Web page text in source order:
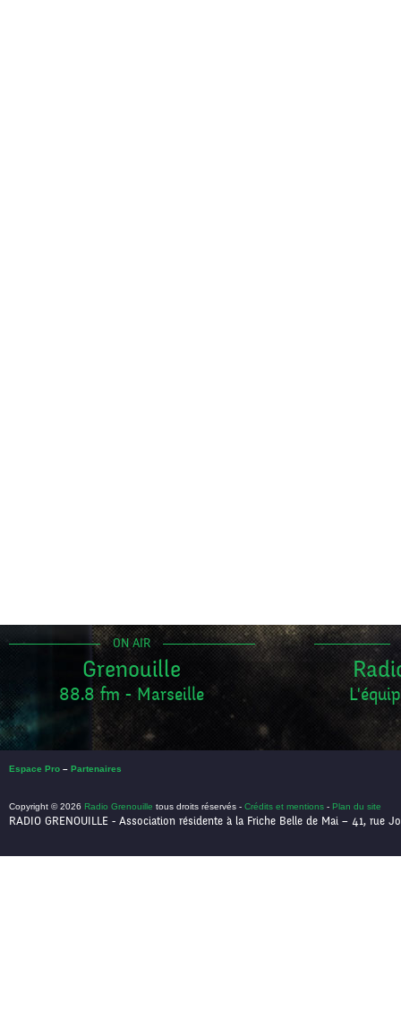
ON AIR
Grenouille
88.8 fm - Marseille
Espace Pro – Partenaires
Copyright © 2026 Radio Grenouille tous droits réservés - Crédits et mentions - Plan du site
RADIO GRENOUILLE - Association résidente à la Friche Belle de Mai – 41, rue